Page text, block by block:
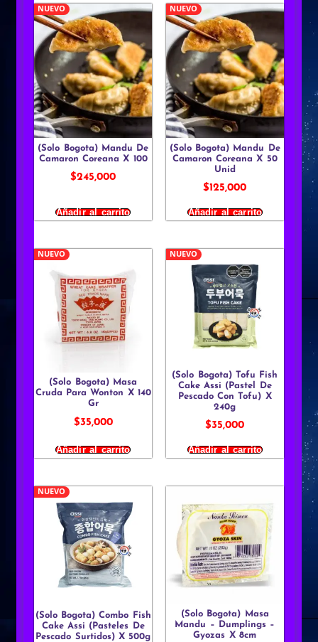
NUEVO
(Solo Bogota) Mandu De
Camaron Coreana X 100
$245,000
Añadir al carrito
NUEVO
(Solo Bogota) Mandu De
Camaron Coreana X 50
Unid
$125,000
Añadir al carrito
NUEVO
(Solo Bogota) Masa
Cruda Para Wonton X 140
Gr
$35,000
Añadir al carrito
NUEVO
(Solo Bogota) Tofu Fish
Cake Assi (Pastel De
Pescado Con Tofu) X
240g
$35,000
Añadir al carrito
NUEVO
(Solo Bogota) Combo Fish
Cake Assi (Pasteles De
Pescado Surtidos) X 500g
(Solo Bogota) Masa
Mandu – Dumplings –
Gyozas X 8cm